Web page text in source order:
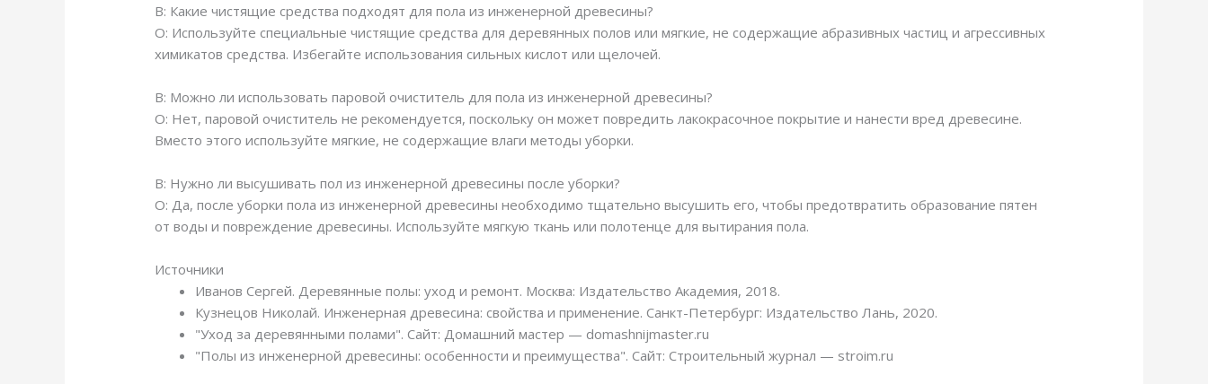
В: Какие чистящие средства подходят для пола из инженерной древесины?
О: Используйте специальные чистящие средства для деревянных полов или мягкие, не содержащие абразивных частиц и агрессивных
химикатов средства. Избегайте использования сильных кислот или щелочей.
В: Можно ли использовать паровой очиститель для пола из инженерной древесины?
О: Нет, паровой очиститель не рекомендуется, поскольку он может повредить лакокрасочное покрытие и нанести вред древесине.
Вместо этого используйте мягкие, не содержащие влаги методы уборки.
В: Нужно ли высушивать пол из инженерной древесины после уборки?
О: Да, после уборки пола из инженерной древесины необходимо тщательно высушить его, чтобы предотвратить образование пятен
от воды и повреждение древесины. Используйте мягкую ткань или полотенце для вытирания пола.
Источники
Иванов Сергей. Деревянные полы: уход и ремонт. Москва: Издательство Академия, 2018.
Кузнецов Николай. Инженерная древесина: свойства и применение. Санкт-Петербург: Издательство Лань, 2020.
"Уход за деревянными полами". Сайт: Домашний мастер — domashnijmaster.ru
"Полы из инженерной древесины: особенности и преимущества". Сайт: Строительный журнал — stroim.ru